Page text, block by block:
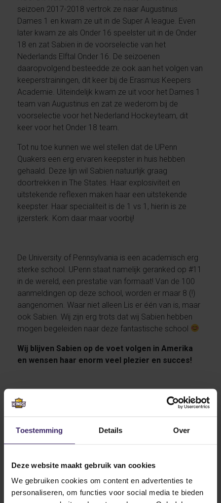
Toestemming Details Over
Deze website maakt gebruik van cookies
We gebruiken cookies om content en advertenties te
personaliseren, om functies voor social media te bieden
seizoen 2017-2018 vertrok ze naar Augustinus
Dames 1 en kwam ze uit in de Super A league. Even
later kwam ze als Onder 16 speelster uit in de Onder
18 en zat Sabien in de voorselectie van het
Nederlands Elftal Onder 16. De seizoenen
daaropvolgend besteedde ze ook aan het volgen van
keeperstrainingen, dit keer bij de Erasmus Keepers
Academie. Uiteindelijk kwam ze uit voor het Dames 1
team van Augustinus en zat ze wederom bij de
voorselectie voor het Nederland Hockeyteam, dit
keer voor het Onder 18 team.
Tot nu toe kunnen we wel stellen dat de UPenn
Quakers een erg ervaren keepster in huis hebben
gehaald. Deze lijn wil Sabien natuurlijk graag
doortrekken in The States. Haar explosiviteit en
uitstekende reflexen maken haar een uitstekende
keepster. Haar specialiteit is de 1 vs 1, hierin is ze
ijzersterk. Kom daar maar voorbij!
De University of Pennsylvania is een academisch erg
sterke school. UPenn staat namelijk geranked op #11
in de wereld, een prestatie van formaat! Van de 100
aanmeldingen op deze school, worden er maar 8 (!)
aangenomen. Waar niet alleen Lis er één van is, maar
ook Sabien. Wij zijn erg trots dat wij Sabien hebben
mogen begeleiden naar deze fantastische school
Wij blijven Sabien op de voet volgen in Amerika
en wensen haar enorm veel plezier en succes!
Other articles from Sabien
Oct